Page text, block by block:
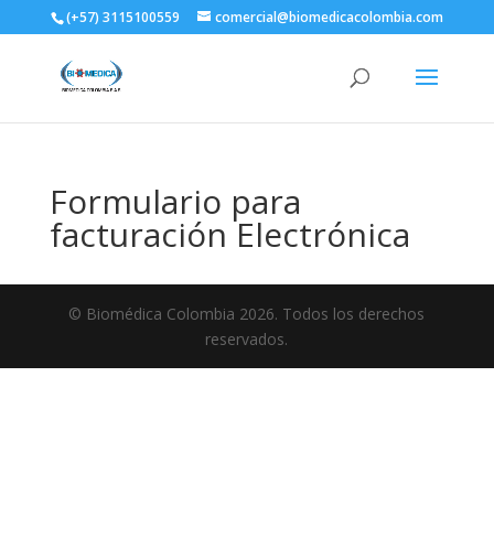
(+57) 3115100559 comercial@biomedicacolombia.com
Formulario para
facturación Electrónica
© Biomédica Colombia 2026. Todos los derechos
reservados.